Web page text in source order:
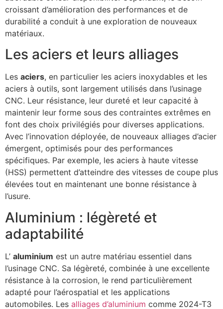
croissant d’amélioration des performances et de
durabilité a conduit à une exploration de nouveaux
matériaux.
Les aciers et leurs alliages
Les aciers, en particulier les aciers inoxydables et les
aciers à outils, sont largement utilisés dans l’usinage
CNC. Leur résistance, leur dureté et leur capacité à
maintenir leur forme sous des contraintes extrêmes en
font des choix privilégiés pour diverses applications.
Avec l’innovation déployée, de nouveaux alliages d’acier
émergent, optimisés pour des performances
spécifiques. Par exemple, les aciers à haute vitesse
(HSS) permettent d’atteindre des vitesses de coupe plus
élevées tout en maintenant une bonne résistance à
l’usure.
Aluminium : légèreté et
adaptabilité
L’ aluminium est un autre matériau essentiel dans
l’usinage CNC. Sa légèreté, combinée à une excellente
résistance à la corrosion, le rend particulièrement
adapté pour l’aérospatial et les applications
automobiles. Les alliages d’aluminium comme 2024-T3